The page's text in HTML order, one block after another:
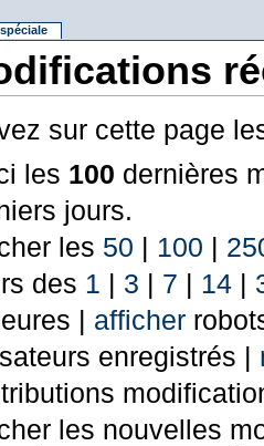
sur cette page
les 100 dernières
jours.
les 50 | 100 |
des 1 | 3 | 7 | 14|
| afficher
enregistrés |
les nouvelles